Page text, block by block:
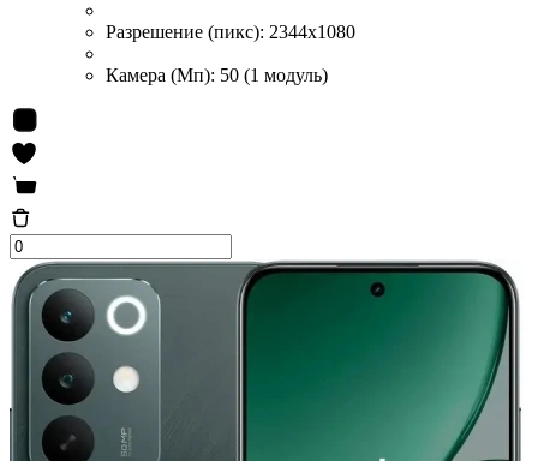
Разрешение (пикс): 2344x1080
Камера (Мп): 50 (1 модуль)